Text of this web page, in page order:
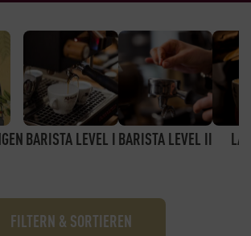
BARISTA LEVEL IBARISTA LEVEL II
FILTERN & SORTIEREN